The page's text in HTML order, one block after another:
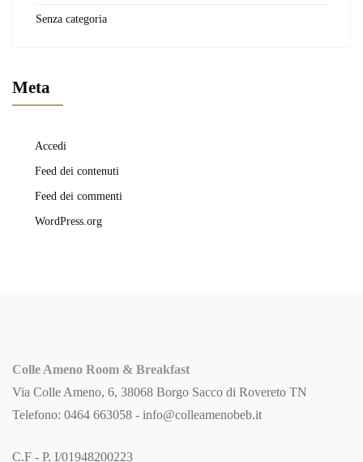
Senza categoria
Meta
Accedi
Feed dei contenuti
Feed dei commenti
WordPress.org
Colle Ameno Room & Breakfast
Via Colle Ameno, 6, 38068 Borgo Sacco di Rovereto TN
Telefono: 0464 663058 - info@colleamenobeb.it
C.F - P. I/01948200223